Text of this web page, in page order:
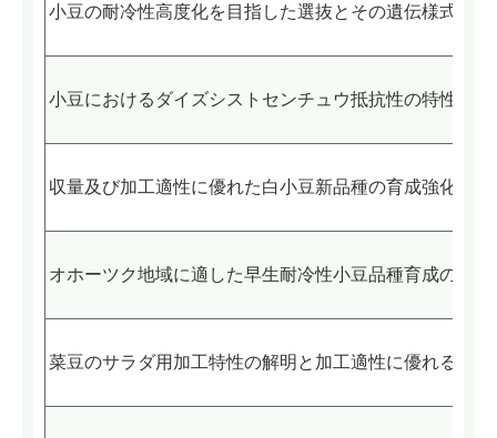
小豆の耐冷性高度化を目指した選抜とその遺伝様式の解
小豆におけるダイズシストセンチュウ抵抗性の特性解
収量及び加工適性に優れた白小豆新品種の育成強化
オホーツク地域に適した早生耐冷性小豆品種育成のた
菜豆のサラダ用加工特性の解明と加工適性に優れる品